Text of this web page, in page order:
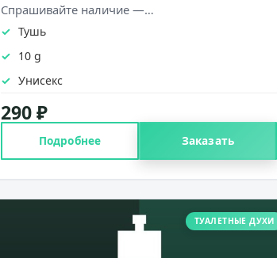
Спрашивайте наличие —…
Тушь
10 g
Унисекс
290 ₽
Подробнее Заказать
ТУАЛЕТНЫЕ ДУХИ